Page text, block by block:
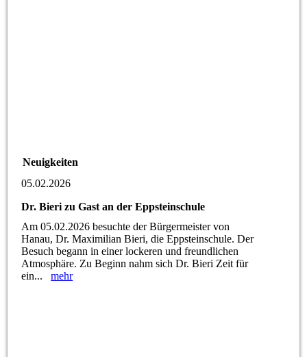
Neuigkeiten
05.02.2026
Dr. Bieri zu Gast an der Eppsteinschule
Am 05.02.2026 besuchte der Bürgermeister von
Hanau, Dr. Maximilian Bieri, die Eppsteinschule. Der
Besuch begann in einer lockeren und freundlichen
Atmosphäre. Zu Beginn nahm sich Dr. Bieri Zeit für
ein...mehr